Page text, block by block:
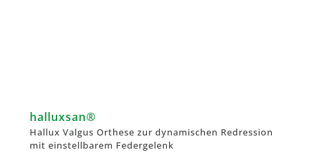
halluxsan®
Hallux Valgus Orthese zur dynamischen Redression
mit einstellbarem Federgelenk